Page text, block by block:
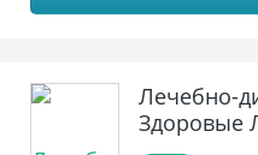
Лечебно-
Здоровые